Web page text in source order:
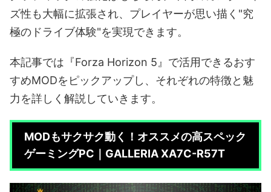
ズ性も大幅に拡張され、プレイヤーが思い描く"究
極のドライブ体験"を実現できます。
本記事では『Forza Horizon 5』で活用できるおす
すめMODをピックアップし、それぞれの特徴と魅
力を詳しく解説していきます。
MODもサクサク動く！オススメの高スペック
ゲーミングPC｜GALLERIA XA7C-R57T